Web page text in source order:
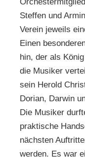
Steffen und
Verein jeweils
Einen
hin, der als
die Musiker
sein Herold
Dorian, Darwin
Die Musiker
praktische
nächsten
werden. Es war